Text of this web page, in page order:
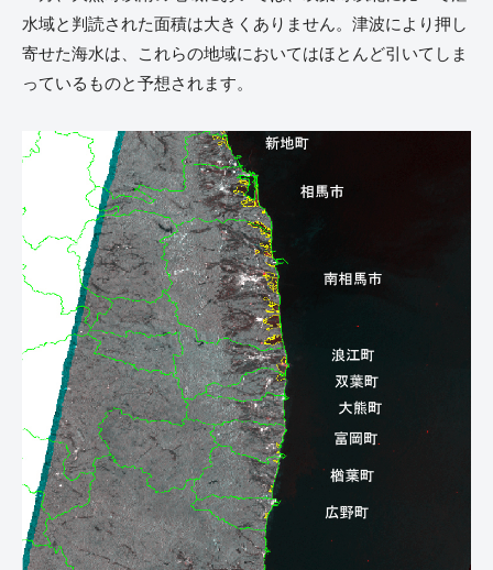
水域と判読された面積は大きくありません。津波により押し
寄せた海水は、これらの地域においてはほとんど引いてしま
っているものと予想されます。